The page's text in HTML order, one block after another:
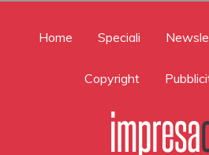
Home Speciali
Copyright